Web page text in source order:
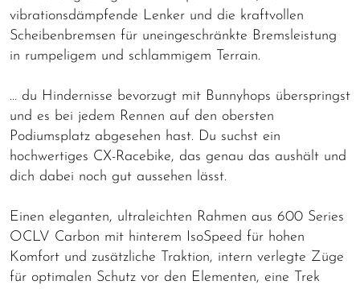
vibrationsdämpfende Lenker und die kraftvollen
Scheibenbremsen für uneingeschränkte Bremsleistung
in rumpeligem und schlammigem Terrain.
… du Hindernisse bevorzugt mit Bunnyhops überspringst
und es bei jedem Rennen auf den obersten
Podiumsplatz abgesehen hast. Du suchst ein
hochwertiges CX-Racebike, das genau das aushält und
dich dabei noch gut aussehen lässt.
Einen eleganten, ultraleichten Rahmen aus 600 Series
OCLV Carbon mit hinterem IsoSpeed für hohen
Komfort und zusätzliche Traktion, intern verlegte Züge
für optimalen Schutz vor den Elementen, eine Trek